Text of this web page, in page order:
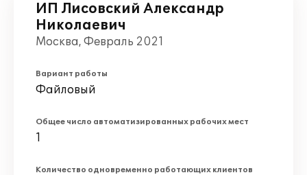
ИП Лисовский Александр
Николаевич
Москва, Февраль 2021
Вариант работы
Файловый
Общее число автоматизированных рабочих мест
1
Количество одновременно работающих клиентов